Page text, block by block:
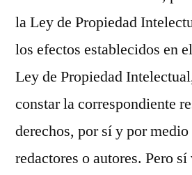
la Ley de Propiedad
los efectos establecidos en
Ley de Propiedad
constar la correspondiente
derechos, por sí y por medio
redactores o autores. Pero